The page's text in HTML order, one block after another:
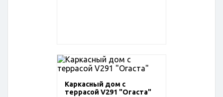
Каркасный дом с
террасой V291 "Огаста"